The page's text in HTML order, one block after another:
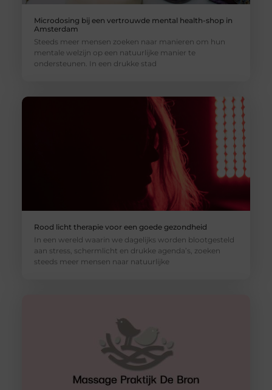
Microdosing bij een vertrouwde mental health-shop in
Amsterdam
Steeds meer mensen zoeken naar manieren om hun
mentale welzijn op een natuurlijke manier te
ondersteunen. In een drukke stad
Rood licht therapie voor een goede gezondheid
In een wereld waarin we dagelijks worden blootgesteld
aan stress, schermlicht en drukke agenda’s, zoeken
steeds meer mensen naar natuurlijke